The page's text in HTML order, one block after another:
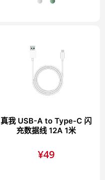
真我 USB-A to Type-C 闪
充数据线 12A 1米
¥49